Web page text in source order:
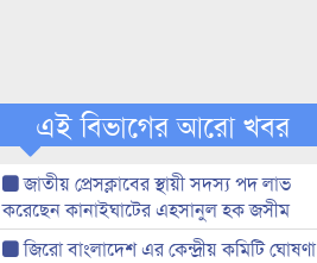
এই বিভাগের আরো খবর
জাতীয় প্রেসক্লাবের স্থায়ী সদস্য পদ লাভ
করেছেন কানাইঘাটের এহসানুল হক জসীম
জিরো বাংলাদেশ এর কেন্দ্রীয় কমিটি ঘোষণা